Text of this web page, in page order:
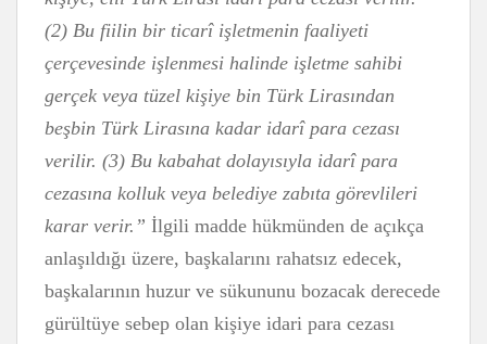
(2) Bu fiilin bir ticarî işletmenin faaliyeti
çerçevesinde işlenmesi halinde işletme sahibi
gerçek veya tüzel kişiye bin Türk Lirasından
beşbin Türk Lirasına kadar idarî para cezası
verilir. (3) Bu kabahat dolayısıyla idarî para
cezasına kolluk veya belediye zabıta görevlileri
karar verir.” İlgili madde hükmünden de açıkça
anlaşıldığı üzere, başkalarını rahatsız edecek,
başkalarının huzur ve sükununu bozacak derecede
gürültüye sebep olan kişiye idari para cezası